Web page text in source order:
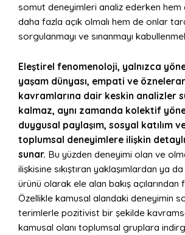
somut deneyimleri analiz ederken
daha fazla açık olmalı hem de onlar
sorgulanmayı ve sınanmayı
Eleştirel fenomenoloji, yalnızca
yaşam dünyası, empati ve
kavramlarına dair keskin analizler
kalmaz, aynı zamanda kolektif
duygusal paylaşım, sosyal katılım
toplumsal deneyimlere ilişkin
sunar. Bu yüzden deneyimi olan ve
ilişkisine sıkıştıran yaklaşımlardan ya
ürünü olarak ele alan bakış açılarından
Özellikle kamusal alandaki deneyimin
terimlerle pozitivist bir şekilde
kamusal olanı toplumsal gruplara